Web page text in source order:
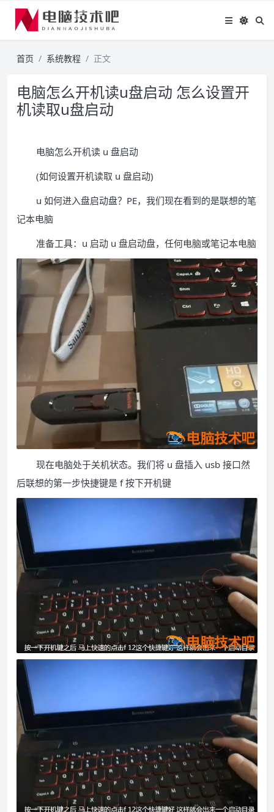
首页 系统教程 正文
电脑怎么开机读u盘启动 怎么设置开
机读取u盘启动
电脑怎么开机读 u 盘启动
(如何设置开机读取 u 盘启动)
u 如何进入盘启动盘？PE，我们现在看到的是联想的笔
记本电脑
准备工具：u 启动 u 盘启动盘，任何电脑或笔记本电脑
现在电脑处于关机状态。我们将 u 盘插入 usb 接口然
后联想的第一步快捷键是 f 按下开机键